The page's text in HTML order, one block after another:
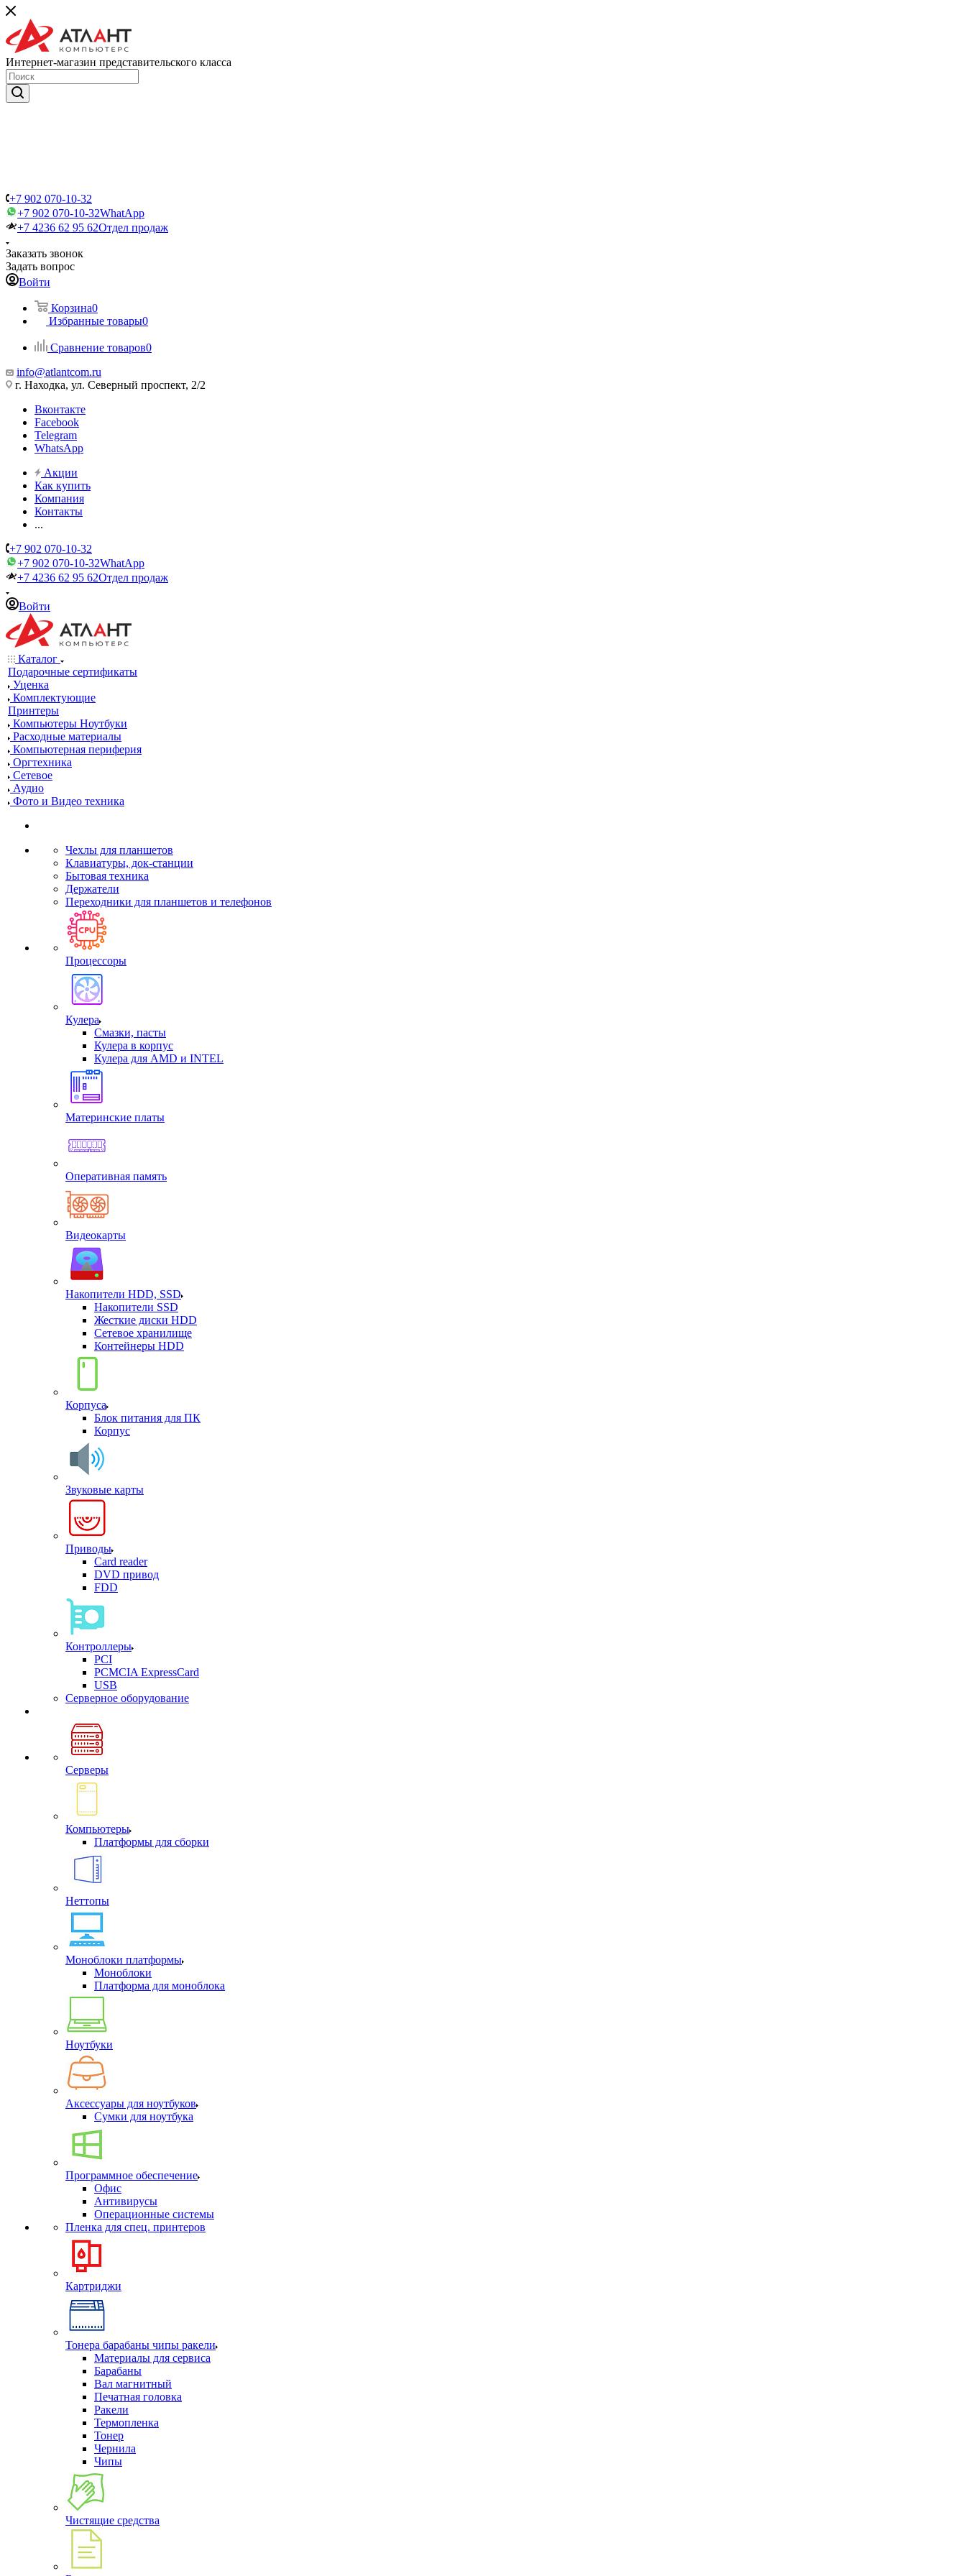
Интернет-магазин представительского класса
+7 902 070-10-32
+7 902 070-10-32WhatApp
+7 4236 62 95 62Отдел продаж
Заказать звонок
Задать вопрос
Войти
Корзина0
Избранные товары0
Сравнение товаров0
info@atlantcom.ru
г. Находка, ул. Северный проспект, 2/2
Вконтакте
Facebook
Telegram
WhatsApp
Акции
Как купить
Компания
Контакты
...
+7 902 070-10-32
+7 902 070-10-32WhatApp
+7 4236 62 95 62Отдел продаж
Войти
Каталог
Подарочные сертификаты
Уценка
Комплектующие
Принтеры
Компьютеры Ноутбуки
Расходные материалы
Компьютерная периферия
Оргтехника
Сетевое
Аудио
Фото и Видео техника
Чехлы для планшетов
Клавиатуры, док-станции
Бытовая техника
Держатели
Переходники для планшетов и телефонов
Процессоры
Кулера
Смазки, пасты
Кулера в корпус
Кулера для AMD и INTEL
Материнские платы
Оперативная память
Видеокарты
Накопители HDD, SSD
Накопители SSD
Жесткие диски HDD
Сетевое хранилище
Контейнеры HDD
Корпуса
Блок питания для ПК
Корпус
Звуковые карты
Приводы
Card reader
DVD привод
FDD
Контроллеры
PCI
PCMCIA ExpressCard
USB
Cерверное оборудование
Серверы
Компьютеры
Платформы для сборки
Неттопы
Моноблоки платформы
Моноблоки
Платформа для моноблока
Ноутбуки
Аксессуары для ноутбуков
Сумки для ноутбука
Программное обеспечение
Офис
Антивирусы
Операционные системы
Пленка для спец. принтеров
Картриджи
Тонера барабаны чипы ракели
Материалы для сервиса
Барабаны
Вал магнитный
Печатная головка
Ракели
Термопленка
Тонер
Чернила
Чипы
Чистящие средства